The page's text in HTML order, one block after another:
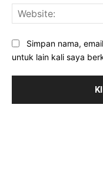
Simpan nama,
untuk lain kali saya